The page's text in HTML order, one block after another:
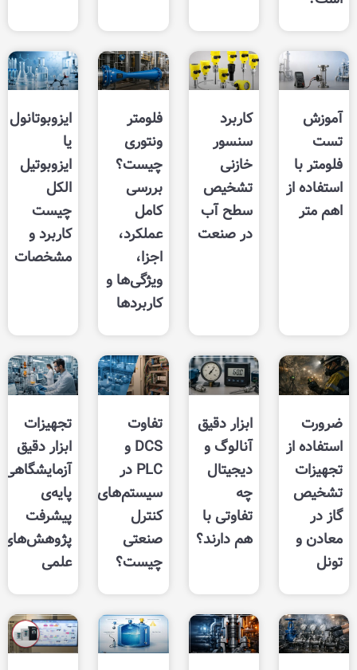
کاربرد
سنسور
خازنی
تشخیص
سطح آب
فلومتر
ونتوری
چیست؟
بررسی
کامل
عملکرد،
ایزوبوتانول
یا
ایزوبوتیل
الکل
چیست
کاربرد و
مشخصات
ابزار دقیق
آنالوگ و
دیجیتال
چه
تفاوتی با
هم دارند؟
تفاوت
DCS و
PLC‌ در
سیستم‌های
کنترل
صنعتی
تجهیزات
ابزار دقیق
آزمایشگاهی؛
پایه‌ی
پیشرفت
پژوهش‌های
علمی